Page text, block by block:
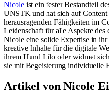
Nicole ist ein fester Bestandteil
UNSTK und hat sich auf
herausragenden Fähigkeiten im
Leidenschaft für alle Aspekte
Nicole eine solide Expertise in
kreative Inhalte für die digitale
ihrem Hund Lilo oder widmet
sie mit Begeisterung individuelle
Artikel von Nicole